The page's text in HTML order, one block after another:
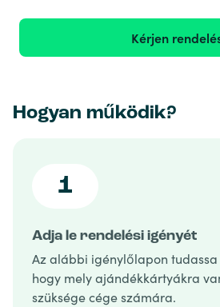
Kérjen
Hogyan működik?
1
Adja le rendelési igényét
Az alábbi igénylőlapon tudassa
hogy mely ajándékkártyákra
szüksége cége számára.